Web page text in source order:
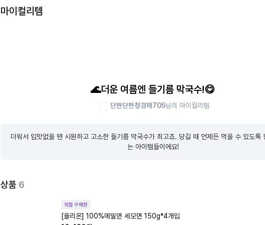
마이컬리템
🌊더운 여름엔 들기름 막국수!😋
단짠단짠청경채705님의 마이컬리템
더워서 입맛없을 땐 시원하고 고소한 들기름 막국수가 최고죠. 당길 때 언제든 먹을 수 있도록
는 아이템들이에요!
상품 6
직접 구매한
[올리온] 100%메밀면 세모면 150g*4개입